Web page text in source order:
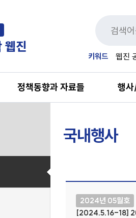
웹진
키워드 웹진
정책동향과 자료들 행
국내행사
2024년 05월호
[2024.5.16-18]